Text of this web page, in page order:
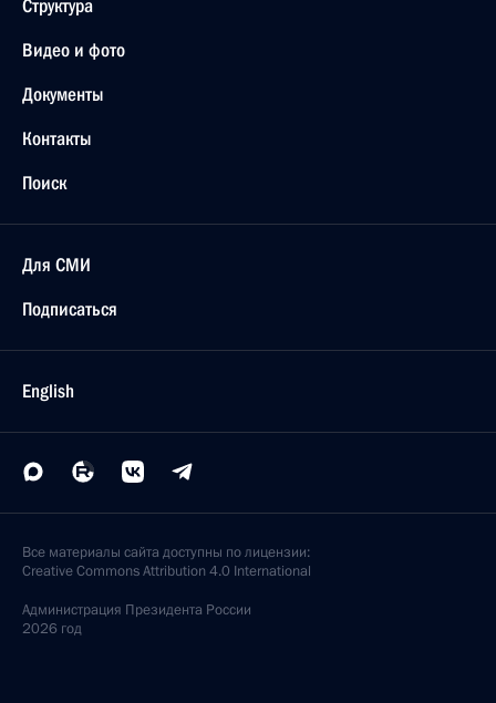
Структура
Видео и фото
Документы
Контакты
Поиск
Для СМИ
Подписаться
English
Все материалы сайта доступны по лицензии:
Creative Commons Attribution 4.0 International
Администрация Президента России
2026 год